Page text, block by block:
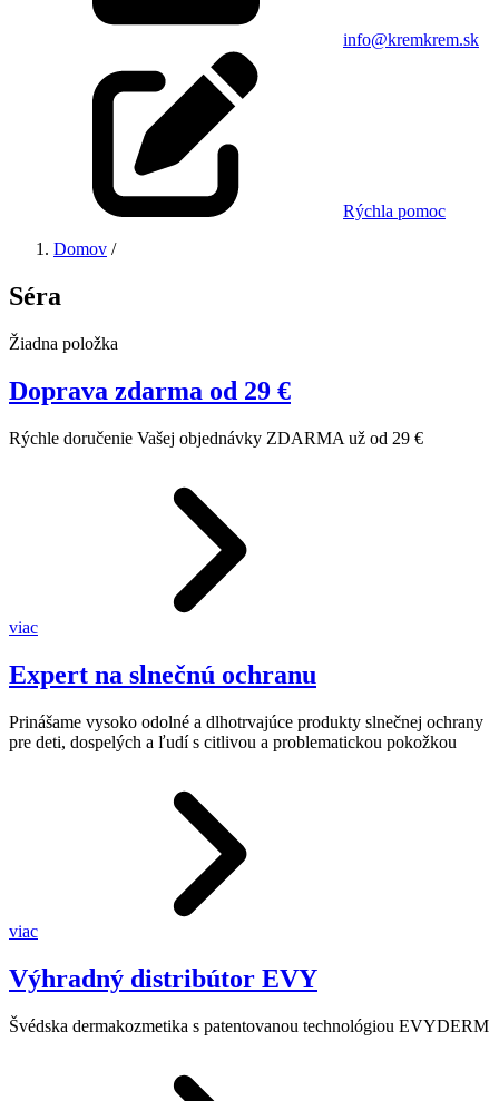
info@kremkrem.sk
Rýchla pomoc
Domov /
Séra
Žiadna položka
Doprava zdarma od 29 €
Rýchle doručenie Vašej objednávky ZDARMA už od 29 €
viac
Expert na slnečnú ochranu
Prinášame vysoko odolné a dlhotrvajúce produkty slnečnej ochrany
pre deti, dospelých a ľudí s citlivou a problematickou pokožkou
viac
Výhradný distribútor EVY
Švédska dermakozmetika s patentovanou technológiou EVYDERM